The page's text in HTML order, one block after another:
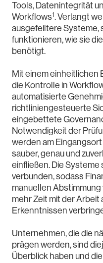
Tools, Datenintegrität
Workflows1. Verlangt
ausgefeiltere Systeme,
funktionieren, wie sie
benötigt.
Mit einem einheitlichen
die Kontrolle in
automatisierte
richtliniengesteuerte
eingebettete
Notwendigkeit der
werden am
sauber, genau und
einfließen. Die
verbunden, sodass
manuellen
mehr Zeit mit der Arbeit
Erkenntnissen
Unternehmen, die die
prägen werden, sind
Überblick haben und